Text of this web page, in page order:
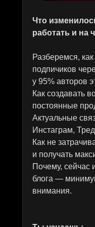
ПОДРОБНЕЕ
САРДОР
+17.000
подписчиков
массажист
ПОДРОБНЕЕ
подписчиков
ПОДРОБНЕЕ
АЛЕКСАНДР
+30.000
подписчиков
фитнес
ПОДРОБНЕЕ
Что
работать и на
Разберемся,
подпичиков
у 95% авторов
Как создавать
постоянные
Актуальные
Инстаграм,
Как не
и получать
Почему, сейчас
блога —
внимания.